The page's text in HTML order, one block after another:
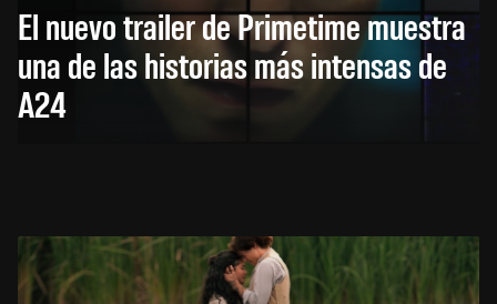
El nuevo trailer de Primetime muestra
una de las historias más intensas de
A24